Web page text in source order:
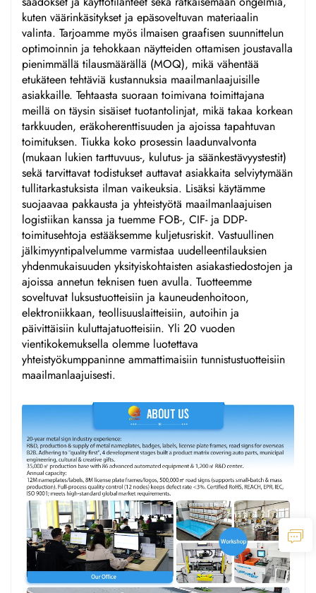
kuten väärinkäsitykset ja epäsoveltuvan materiaalin
valinta. Tarjoamme myös ilmaisen graafisen suunnittelun
optimoinnin ja tehokkaan näytteiden ottamisen joustavalla
pienimmällä tilausmäärällä (MOQ), mikä vähentää
etukäteen tehtäviä kustannuksia maailmanlaajuisille
asiakkaille. Tehtaasta suoraan toimivana toimittajana
meillä on täysin sisäiset tuotantolinjat, mikä takaa korkean
tarkkuuden, eräkoherenttisuuden ja ajoissa tapahtuvan
toimituksen. Tiukka koko prosessin laadunvalvonta
(mukaan lukien tarttuvuus-, kulutus- ja säänkestävyystestit)
sekä tarvittavat todistukset auttavat asiakkaita selviytymään
tullitarkastuksista ilman vaikeuksia. Lisäksi käytämme
suojaavaa pakkausta ja yhteistyötä maailmanlaajuisen
logistiikan kanssa ja tuemme FOB-, CIF- ja DDP-
toimitusehtoja estääksemme kuljetusriskit. Vastuullinen
jälkimyyntipalvelumme varmistaa uudelleentilauksien
yhdenmukaisuuden yksityiskohtaisten asiakastiedostojen ja
ajoissa annetun teknisen tuen avulla. Tuotteemme
soveltuvat luksustuotteisiin ja kauneudenhoitoon,
elektroniikkaan, teollisuuslaitteisiin, autoihin ja
päivittäisiin kuluttajatuotteisiin. Yli 20 vuoden
vientikokemuksella olemme luotettava
yhteistyökumppaninne ammattimaisiin tunnistustuotteisiin
maailmanlaajuisesti.